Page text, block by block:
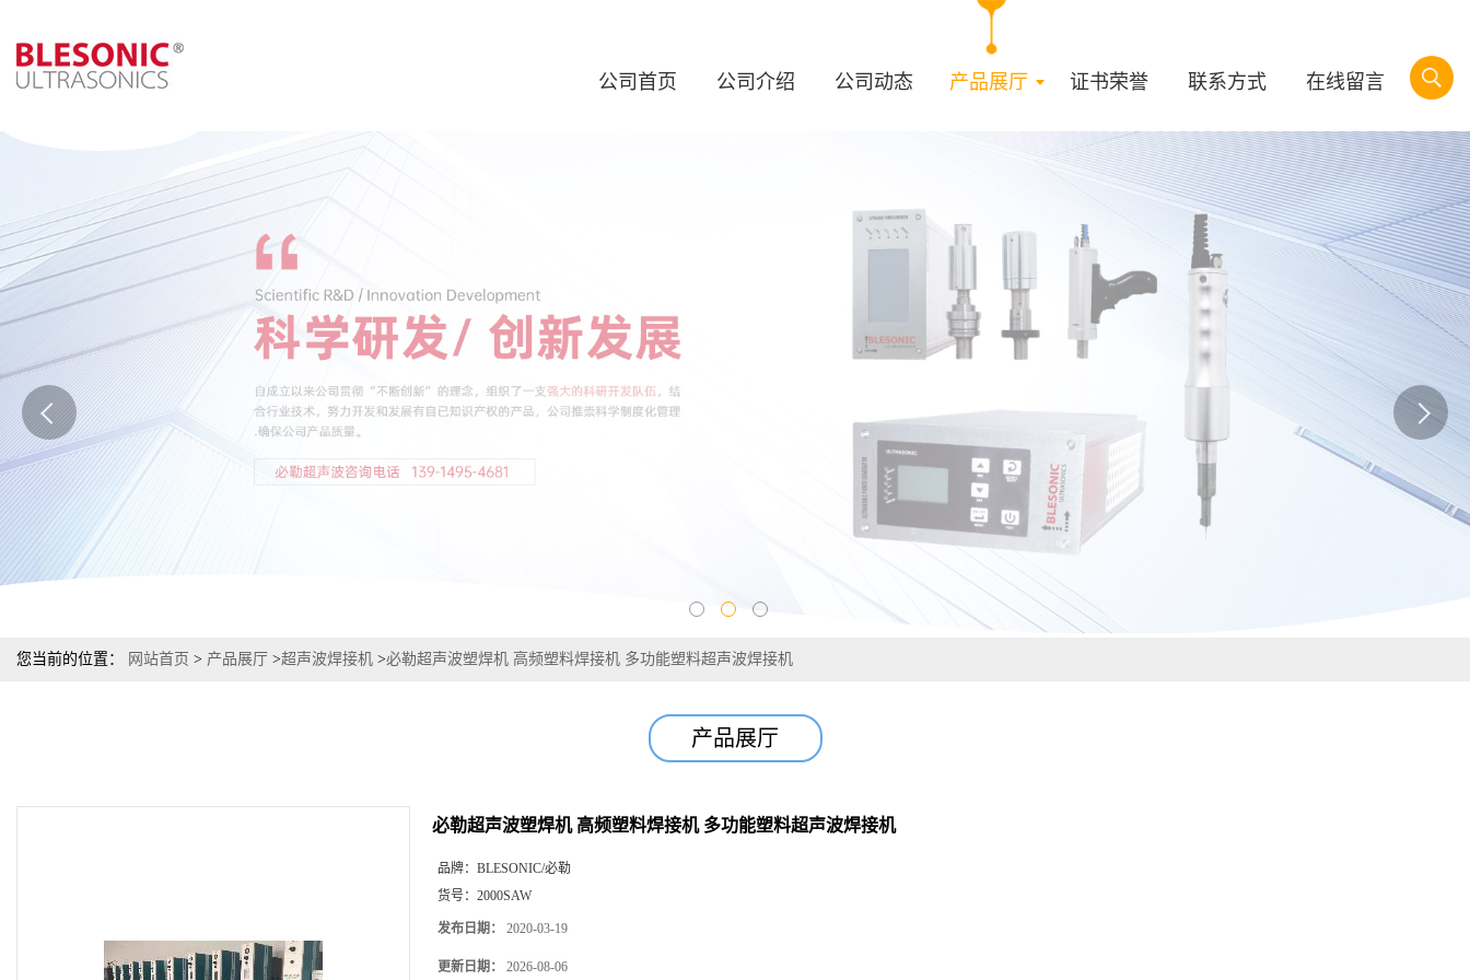
公司首页 公司介绍 公司动态 产品展厅 证书荣誉 联系方式 在线留言
您当前的位置： 网站首页 > 产品展厅 >超声波焊接机 >必勒超声波塑焊机 高频塑料焊接机 多功能塑料超声波焊接机
产品展厅
必勒超声波塑焊机 高频塑料焊接机 多功能塑料超声波焊接机
品牌： BLESONIC/必勒
货号： 2000SAW
发布日期： 2020-03-19
更新日期： 2026-08-06